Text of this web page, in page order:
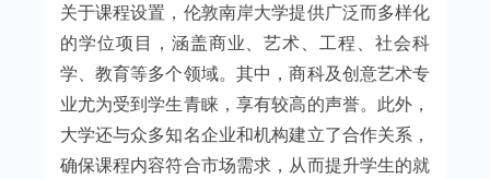
关于课程设置，伦敦南岸大学提供广泛而多样化
的学位项目，涵盖商业、艺术、工程、社会科
学、教育等多个领域。其中，商科及创意艺术专
业尤为受到学生青睐，享有较高的声誉。此外，
大学还与众多知名企业和机构建立了合作关系，
确保课程内容符合市场需求，从而提升学生的就